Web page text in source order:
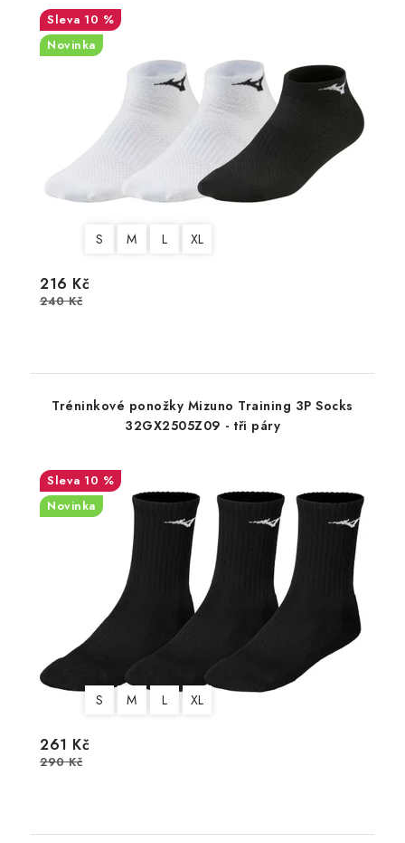
10 %
Novinka
S M L XL
216 Kč
240 Kč
Tréninkové ponožky Mizuno Training 3P Socks
32GX2505Z09 - tři páry
10 %
Novinka
S M L XL
261 Kč
290 Kč